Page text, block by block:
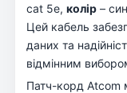
cat 5e, колір –
Цей кабель
даних та
відмінним
Патч-корд Atcom